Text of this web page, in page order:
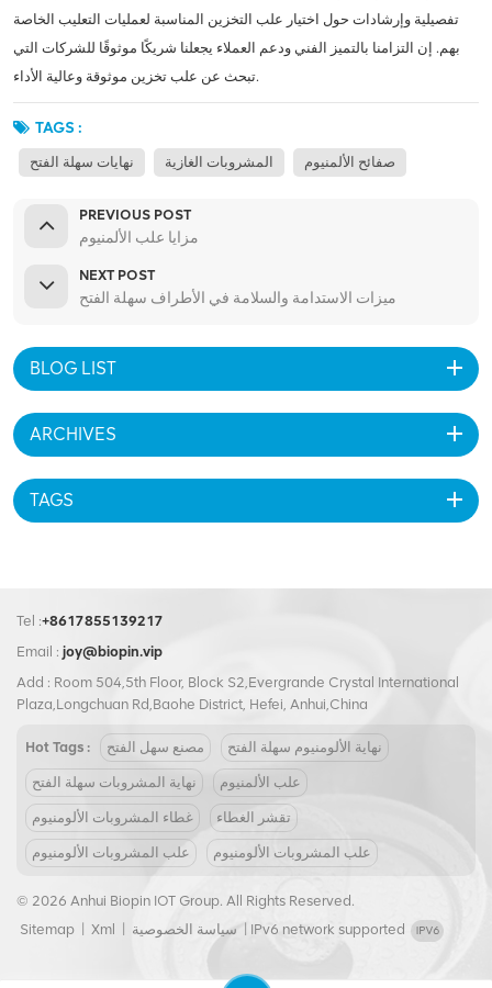
تفصيلية وإرشادات حول اختيار علب التخزين المناسبة لعمليات التعليب الخاصة
بهم. إن التزامنا بالتميز الفني ودعم العملاء يجعلنا شريكًا موثوقًا للشركات التي
تبحث عن علب تخزين موثوقة وعالية الأداء.
TAGS :
نهايات سهلة الفتح المشروبات الغازية صفائح الألمنيوم
PREVIOUS POST
مزايا علب الألمنيوم
NEXT POST
ميزات الاستدامة والسلامة في الأطراف سهلة الفتح
BLOG LIST
ARCHIVES
TAGS
Tel :+8617855139217
Email : joy@biopin.vip
Add : Room 504,5th Floor, Block S2,Evergrande Crystal International
Plaza,Longchuan Rd,Baohe District, Hefei, Anhui,China
Hot Tags : مصنع سهل الفتح نهاية الألومنيوم سهلة الفتح
نهاية المشروبات سهلة الفتح علب الألمنيوم
غطاء المشروبات الألومنيوم تقشر الغطاء
علب المشروبات الألومنيوم علب المشروبات الألومنيوم
© 2026 Anhui Biopin IOT Group. All Rights Reserved.
Sitemap
Xml سياسة الخصوصية IPv6 network supported